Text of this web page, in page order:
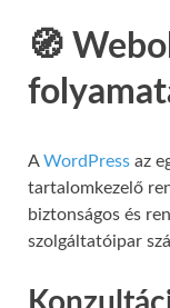
🧭
AWordPress az
tartalomkezelő
biztonságos és
szolgáltatóipar